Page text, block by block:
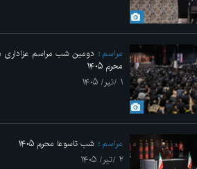
مراسم
دومین شب مراسم عزاداری
محرم ۱۴۰۵
۱ /تیر/ ۱۴۰۵
مراسم
شب تاسوعا محرم ۱۴۰۵
۲ /تیر/ ۱۴۰۵